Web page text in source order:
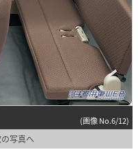
(画像 No.6/12)
写真へ